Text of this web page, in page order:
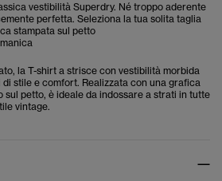
vestibilità Superdry. Né troppo aderente
perfetta. Seleziona la tua solita taglia
stampata sul petto
la T-shirt a strisce con vestibilità morbida
stile e comfort. Realizzata con una grafica
petto, è ideale da indossare a strati in tutte
vintage.